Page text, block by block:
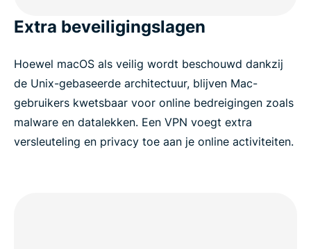
Extra beveiligingslagen
Hoewel macOS als veilig wordt beschouwd dankzij
de Unix-gebaseerde architectuur, blijven Mac-
gebruikers kwetsbaar voor online bedreigingen zoals
malware en datalekken. Een VPN voegt extra
versleuteling en privacy toe aan je online activiteiten.